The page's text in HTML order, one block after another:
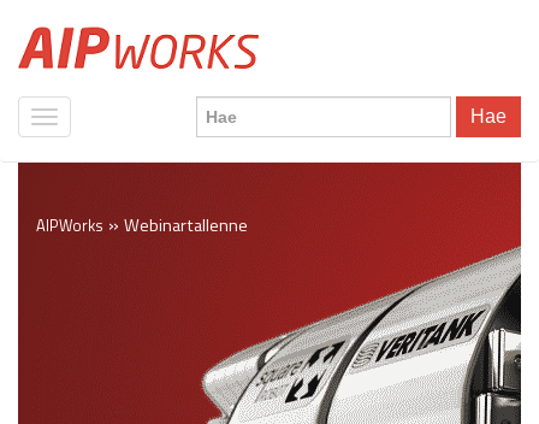
Hae
AIPWorks » Webinartallenne